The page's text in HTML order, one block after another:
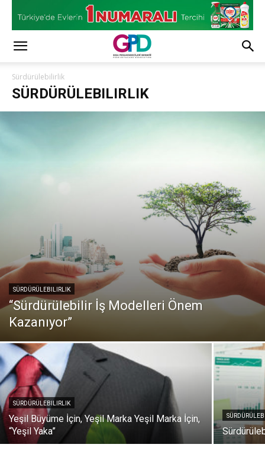
Sürdürülebilirlik
SÜRDÜRÜLEBILIRLIK
SÜRDÜRÜLEBILIRLIK
“Sürdürülebilir İş Modelleri Önem
Kazanıyor”
SÜRDÜRÜLEBILIRLIK
Yeşil Büyüme İçin, Yeşil Marka Yeşil Marka İçin,
“Yeşil Yaka”